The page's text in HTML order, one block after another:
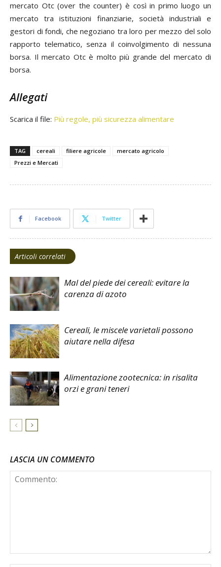
mercato Otc (over the counter) è così in primo luogo un
mercato tra istituzioni finanziarie, società industriali e
gestori di fondi, che negoziano tra loro per mezzo del solo
rapporto telematico, senza il coinvolgimento di nessuna
borsa. Il mercato Otc è molto più grande del mercato di
borsa.
Allegati
Scarica il file: Più regole, più sicurezza alimentare
TAG cereali filiere agricole
mercato agricolo
Prezzi e Mercati
Facebook Twitter
Articoli correlati
Mal del piede dei cereali: evitare la
carenza di azoto
Cereali, le miscele varietali possono
aiutare nella difesa
Alimentazione zootecnica: in risalita
orzi e grani teneri
LASCIA UN COMMENTO